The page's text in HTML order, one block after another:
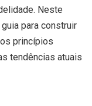
Neste
para construir
princípios
tendências atuais